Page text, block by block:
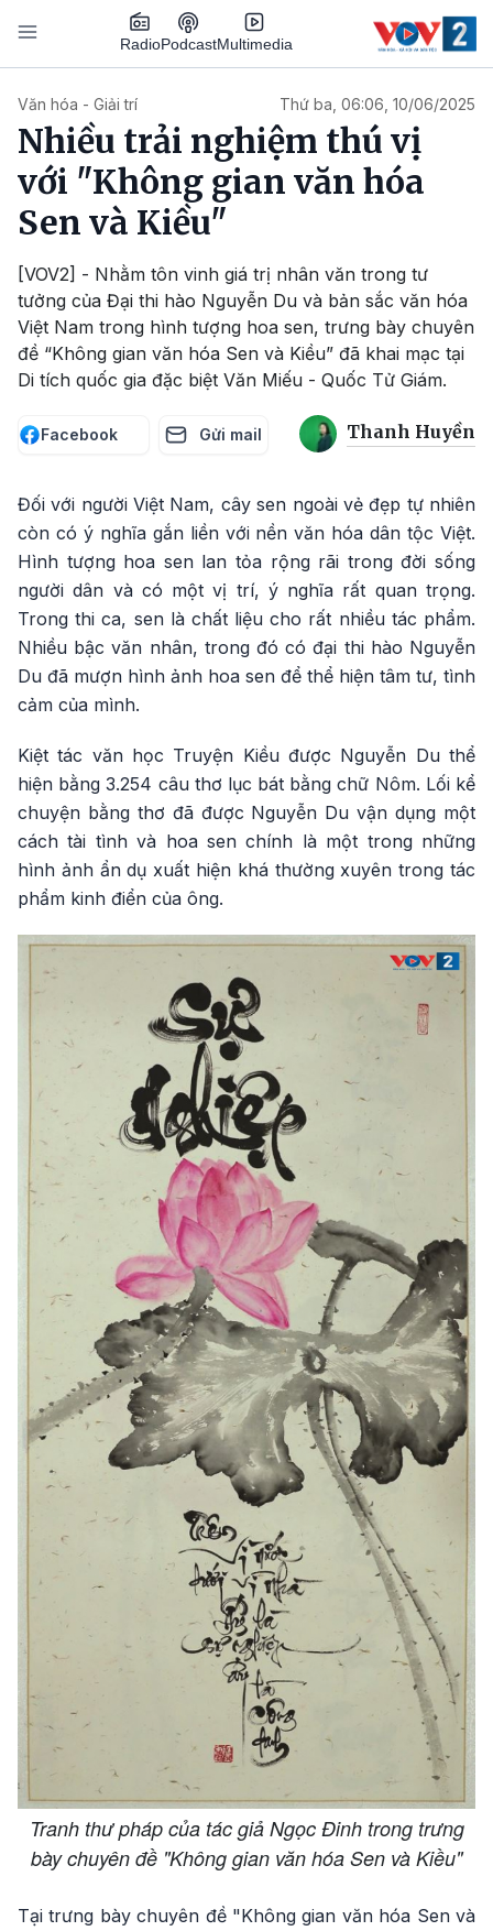
Nhảy đến nội dung
RadioPodcastMultimedia
Văn hóa - Giải trí Thứ ba, 06:06, 10/06/2025
Nhiều trải nghiệm thú vị
với "Không gian văn hóa
Sen và Kiều"
[VOV2] - Nhằm tôn vinh giá trị nhân văn trong tư
tưởng của Đại thi hào Nguyễn Du và bản sắc văn hóa
Việt Nam trong hình tượng hoa sen, trưng bày chuyên
đề “Không gian văn hóa Sen và Kiều” đã khai mạc tại
Di tích quốc gia đặc biệt Văn Miếu - Quốc Tử Giám.
Facebook Gửi mail Thanh Huyền
Đối với người Việt Nam, cây sen ngoài vẻ đẹp tự nhiên
còn có ý nghĩa gắn liền với nền văn hóa dân tộc Việt.
Hình tượng hoa sen lan tỏa rộng rãi trong đời sống
người dân và có một vị trí, ý nghĩa rất quan trọng.
Trong thi ca, sen là chất liệu cho rất nhiều tác phẩm.
Nhiều bậc văn nhân, trong đó có đại thi hào Nguyễn
Du đã mượn hình ảnh hoa sen để thể hiện tâm tư, tình
cảm của mình.
Kiệt tác văn học Truyện Kiều được Nguyễn Du thể
hiện bằng 3.254 câu thơ lục bát bằng chữ Nôm. Lối kể
chuyện bằng thơ đã được Nguyễn Du vận dụng một
cách tài tình và hoa sen chính là một trong những
hình ảnh ẩn dụ xuất hiện khá thường xuyên trong tác
phẩm kinh điển của ông.
Tranh thư pháp của tác giả Ngọc Đinh trong trưng
bày chuyên đề "Không gian văn hóa Sen và Kiều"
Tại trưng bày chuyên đề "Không gian văn hóa Sen và